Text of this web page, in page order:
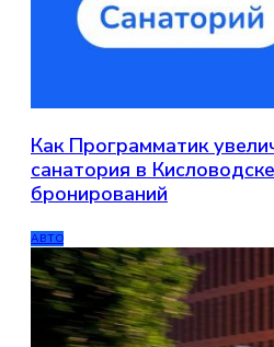
Как Программатик
санатория в
бронирований
АВТО